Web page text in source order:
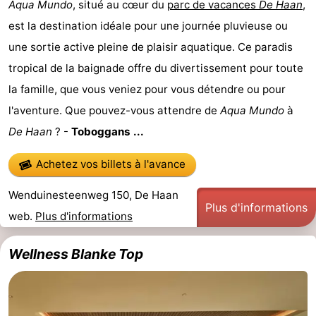
-
Piscines
-
Équitation
-
Terrains
golf
-
et
manger
Événements
Pratiques
Forum
Route
Aqua Mundo, situé au cœur du parc de vacances De Haan,
est la destination idéale pour une journée pluvieuse ou
une sortie active pleine de plaisir aquatique. Ce paradis
tropical de la baignade offre du divertissement pour toute
la famille, que vous veniez pour vous détendre ou pour
l'aventure. Que pouvez-vous attendre de Aqua Mundo à
De Haan ? - Toboggans ...
Achetez vos billets à l'avance
Wenduinesteenweg 150, De Haan
web. Plus d'informations
Plus d'informations
Wellness Blanke Top